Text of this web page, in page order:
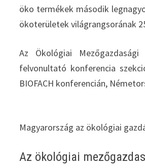
öko termékek második
ökoterületek világrangsorának
Az Ökológiai
felvonultató konferencia
BIOFACH konferencián,
Magyarország az ökológiai
Az ökológiai